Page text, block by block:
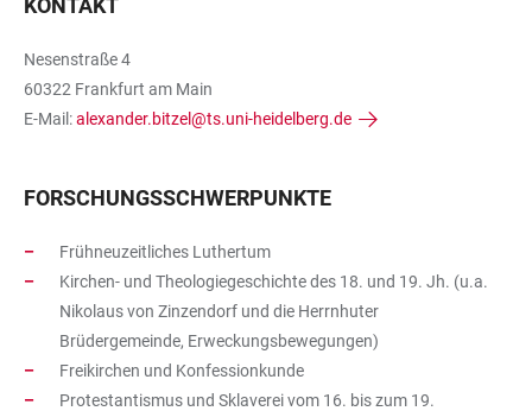
KONTAKT
Nesenstraße 4
60322 Frankfurt am Main
E-Mail:alexander.bitzel@ts.uni-heidelberg.de
FORSCHUNGSSCHWERPUNKTE
Frühneuzeitliches Luthertum
Kirchen- und Theologiegeschichte des 18. und 19. Jh. (u.a.
Nikolaus von Zinzendorf und die Herrnhuter
Brüdergemeinde, Erweckungsbewegungen)
Freikirchen und Konfessionkunde
Protestantismus und Sklaverei vom 16. bis zum 19.